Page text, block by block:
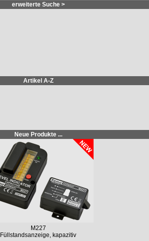
erweiterte Suche >
Artikel A-Z
Neue Produkte ...
M227
Füllstandsanzeige, kapazitiv